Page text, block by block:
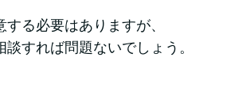
る必要はありますが、
すれば問題ないでしょう。